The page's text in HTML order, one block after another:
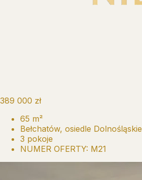
389 000 zł
65 m²
Bełchatów, osiedle Dolnośląskie
3 pokoje
NUMER OFERTY: M21